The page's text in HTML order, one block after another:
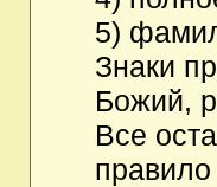
5)
Знаки
Божий,
Все
правило